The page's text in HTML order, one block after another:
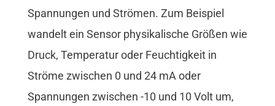
Spannungen und Strömen. Zum Beispiel
wandelt ein Sensor physikalische Größen wie
Druck, Temperatur oder Feuchtigkeit in
Ströme zwischen 0 und 24 mA oder
Spannungen zwischen -10 und 10 Volt um,